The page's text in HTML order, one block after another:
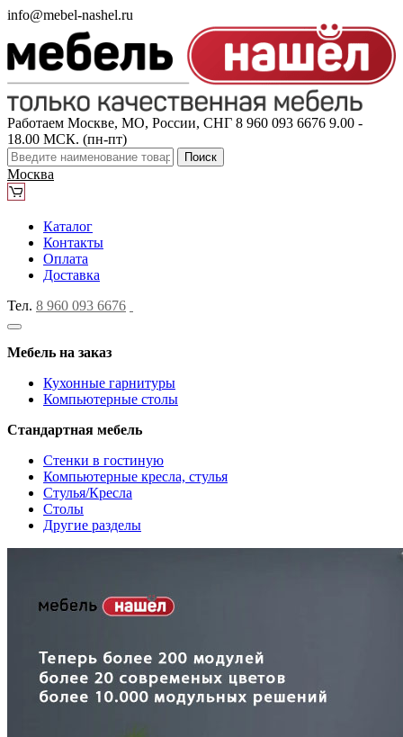
info@mebel-nashel.ru
Работаем Москве, МО, России, СНГ 8 960 093 6676 9.00 -
18.00 МСК. (пн-пт)
Поиск
Москва
Каталог
Контакты
Оплата
Доставка
Тел. 8 960 093 6676
Мебель на заказ
Кухонные гарнитуры
Компьютерные столы
Стандартная мебель
Стенки в гостиную
Компьютерные кресла, стулья
Стулья/Кресла
Столы
Другие разделы